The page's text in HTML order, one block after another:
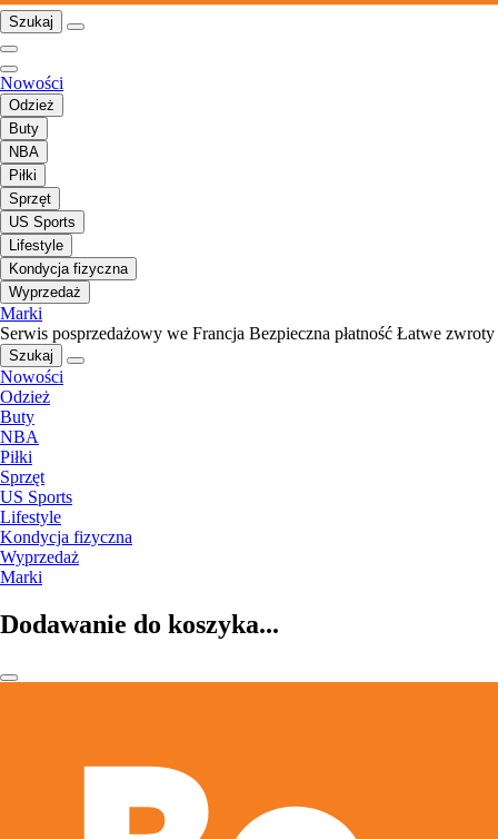
Szukaj
Nowości
Odzież
Buty
NBA
Piłki
Sprzęt
US Sports
Lifestyle
Kondycja fizyczna
Wyprzedaż
Marki
Serwis posprzedażowy we Francja Bezpieczna płatność Łatwe zwroty
Szukaj
Nowości
Odzież
Buty
NBA
Piłki
Sprzęt
US Sports
Lifestyle
Kondycja fizyczna
Wyprzedaż
Marki
Dodawanie do koszyka...